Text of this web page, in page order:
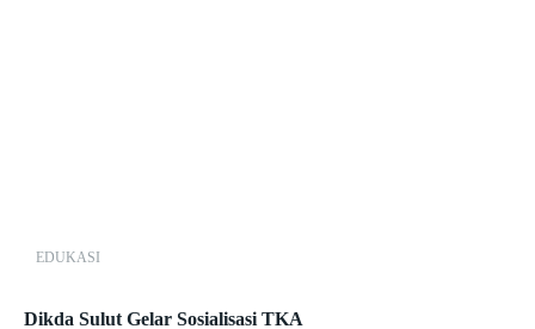
EDUKASI
Dikda Sulut Gelar Sosialisasi TKA